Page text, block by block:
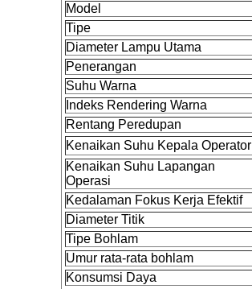
Model
Tipe
Diameter Lampu Utama
Penerangan
Suhu Warna
Indeks Rendering Warna
Rentang Peredupan
Kenaikan Suhu Kepala Operator
Kenaikan Suhu Lapangan
Operasi
Kedalaman Fokus Kerja Efektif
Diameter Titik
Tipe Bohlam
Umur rata-rata bohlam
Konsumsi Daya